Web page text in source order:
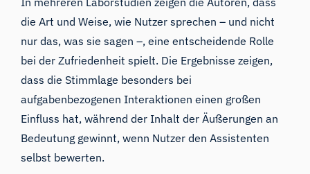
die Art und Weise, wie Nutzer sprechen – und nicht
nur das, was sie sagen –, eine entscheidende Rolle
bei der Zufriedenheit spielt. Die Ergebnisse zeigen,
dass die Stimmlage besonders bei
aufgabenbezogenen Interaktionen einen großen
Einfluss hat, während der Inhalt der Äußerungen an
Bedeutung gewinnt, wenn Nutzer den Assistenten
selbst bewerten.